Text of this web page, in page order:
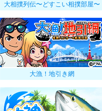
大相撲列伝〜どすこい相撲部屋〜
大漁！地引き網